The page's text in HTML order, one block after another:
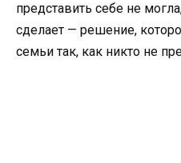
представить себе не
сделает — решение,
семьи так, как никто не